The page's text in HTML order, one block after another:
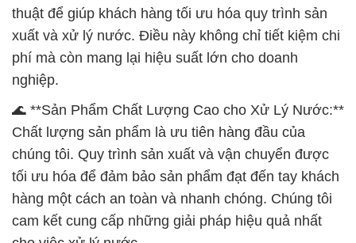
thuật để giúp khách hàng tối ưu hóa quy trình sản
xuất và xử lý nước. Điều này không chỉ tiết kiệm chi
phí mà còn mang lại hiệu suất lớn cho doanh
nghiệp.
🌊 **Sản Phẩm Chất Lượng Cao cho Xử Lý Nước:**
Chất lượng sản phẩm là ưu tiên hàng đầu của
chúng tôi. Quy trình sản xuất và vận chuyển được
tối ưu hóa để đảm bảo sản phẩm đạt đến tay khách
hàng một cách an toàn và nhanh chóng. Chúng tôi
cam kết cung cấp những giải pháp hiệu quả nhất